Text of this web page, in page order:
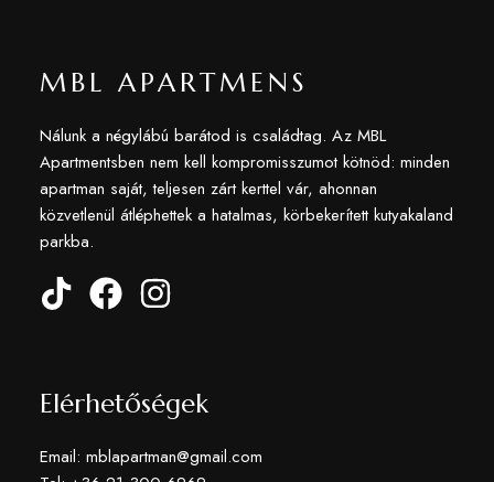
MBL APARTMENS
Nálunk a négylábú barátod is családtag. Az MBL
Apartmentsben nem kell kompromisszumot kötnöd: minden
apartman saját, teljesen zárt kerttel vár, ahonnan
közvetlenül átléphettek a hatalmas, körbekerített kutyakaland
parkba.
Elérhetőségek
Email: mblapartman@gmail.com